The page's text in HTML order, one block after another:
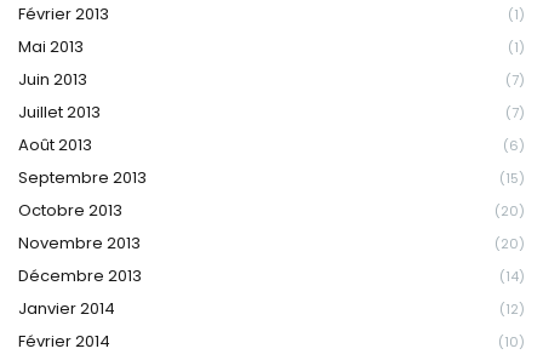
Février 2013 (1)
Mai 2013 (1)
Juin 2013 (7)
Juillet 2013 (7)
Août 2013 (6)
Septembre 2013 (15)
Octobre 2013 (20)
Novembre 2013 (20)
Décembre 2013 (14)
Janvier 2014 (12)
Février 2014 (10)